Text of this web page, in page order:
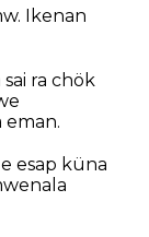
Ikenan
ra chök
esap küna